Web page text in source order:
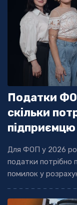
Податки
скільки
підприємцю
Для ФОП у 2026
податки потрібно
помилок у